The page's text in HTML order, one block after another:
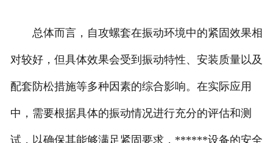
总体而言，自攻螺套在振动环境中的紧固效果相
对较好，但具体效果会受到振动特性、安装质量以及
配套防松措施等多种因素的综合影响。在实际应用
中，需要根据具体的振动情况进行充分的评估和测
试，以确保其能够满足紧固要求，******设备的安全